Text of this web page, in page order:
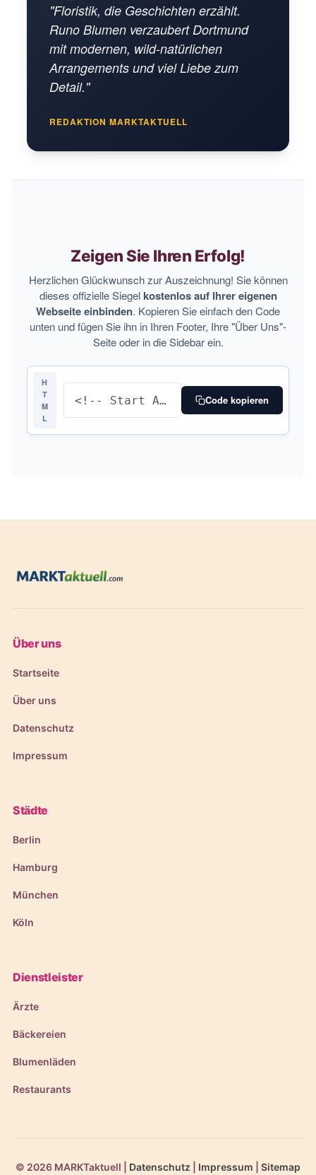
"Floristik, die Geschichten erzählt.
Runo Blumen verzaubert Dortmund
mit modernen, wild-natürlichen
Arrangements und viel Liebe zum
Detail."
REDAKTION MARKTAKTUELL
Zeigen Sie Ihren Erfolg!
Herzlichen Glückwunsch zur Auszeichnung! Sie können
dieses offizielle Siegel kostenlos auf Ihrer eigenen
Webseite einbinden. Kopieren Sie einfach den Code
unten und fügen Sie ihn in Ihren Footer, Ihre "Über Uns"-
Seite oder in die Sidebar ein.
H
T
M
L
Code kopieren
Über uns
Startseite
Über uns
Datenschutz
Impressum
Städte
Berlin
Hamburg
München
Köln
Dienstleister
Ärzte
Bäckereien
Blumenläden
Restaurants
© 2026 MARKTaktuell | Datenschutz Impressum Sitemap